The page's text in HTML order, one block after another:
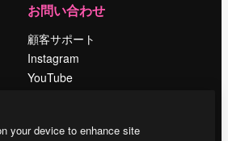
お問い合わせ
顧客サポート
Instagram
YouTube
Discord
your device to enhance site